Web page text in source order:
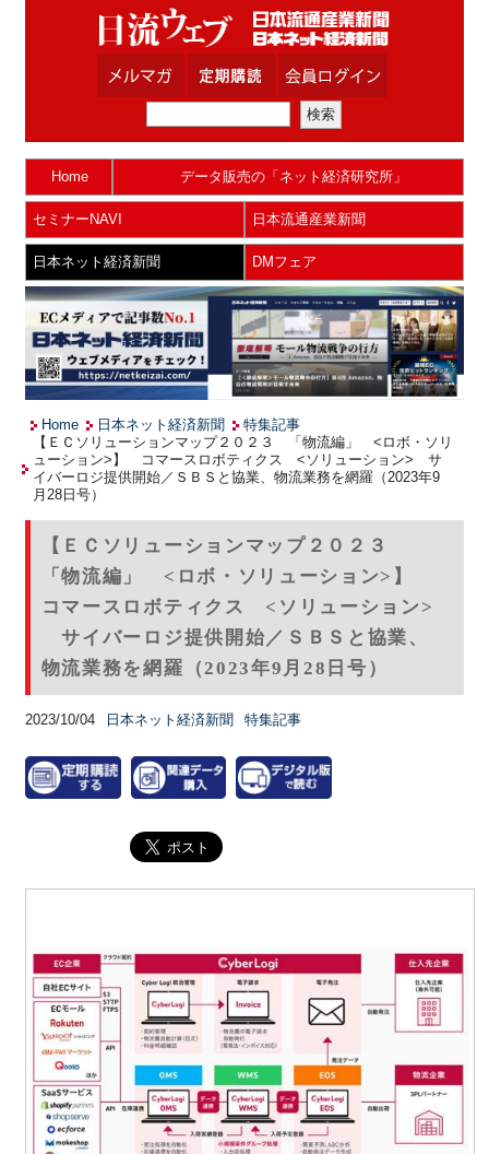
Home データ販売の「ネット経済研究所」
セミナーNAVI 日本流通産業新聞
日本ネット経済新聞 DMフェア
Home 日本ネット経済新聞
特集記事
【ＥＣソリューションマップ２０２３ 「物流編」 <ロボ・ソリ
ューション>】 コマースロボティクス <ソリューション> サ
イバーロジ提供開始／ＳＢＳと協業、物流業務を網羅（2023年9
月28日号）
【ＥＣソリューションマップ２０２３
「物流編」 <ロボ・ソリューション>】
コマースロボティクス <ソリューション>
サイバーロジ提供開始／ＳＢＳと協業、
物流業務を網羅（2023年9月28日号）
2023/10/04 日本ネット経済新聞 特集記事